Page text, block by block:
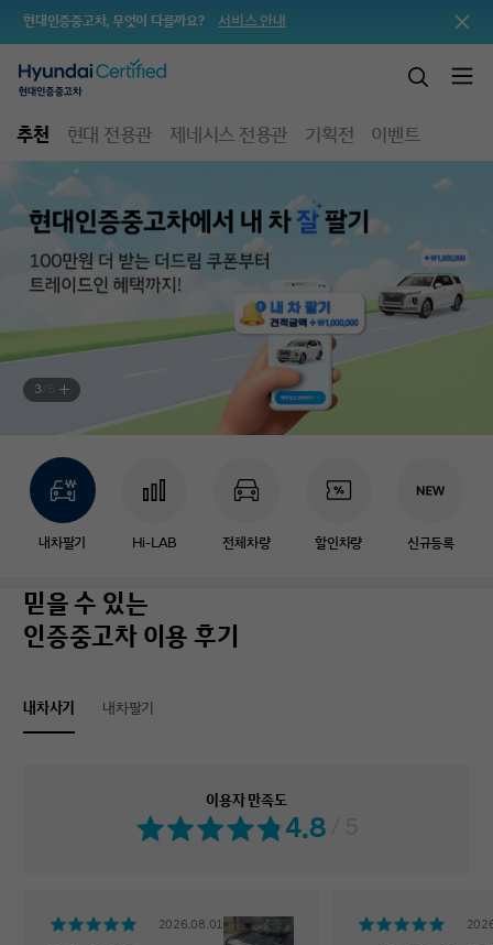
현대인증중고차, 무엇이 다를까요? 서비스 안내
추천 현대 전용관 제네시스 전용관 기획전 이벤트
3
내차팔기 Hi-LAB 전체차량 할인차량 신규등록
믿을 수 있는
인증중고차 이용 후기
내차사기 내차팔기
이용자 만족도
4.8
2026.08.01